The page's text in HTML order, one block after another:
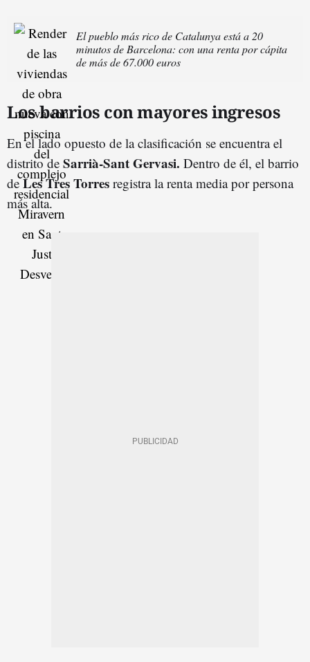
El pueblo más rico de Catalunya está a 20
minutos de Barcelona: con una renta por cápita
de más de 67.000 euros
Los barrios con mayores ingresos
En el lado opuesto de la clasificación se encuentra el
distrito de Sarrià-Sant Gervasi. Dentro de él, el barrio
deLes Tres Torres registra la renta media por persona
más alta.